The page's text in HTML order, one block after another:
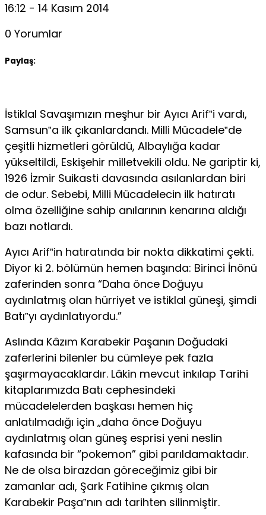
16:12 - 14 Kasım 2014
0 Yorumlar
Paylaş:
İstiklal Savaşımızın meşhur bir Ayıcı Arif‟i vardı,
Samsun‟a ilk çıkanlardandı. Milli Mücadele‟de
çeşitli hizmetleri görüldü, Albaylığa kadar
yükseltildi, Eskişehir milletvekili oldu. Ne gariptir ki,
1926 İzmir Suikasti davasında asılanlardan biri
de odur. Sebebi, Milli Mücadelecin ilk hatıratı
olma özelliğine sahip anılarının kenarına aldığı
bazı notlardı.
Ayıcı Arif‟in hatıratında bir nokta dikkatimi çekti.
Diyor ki 2. bölümün hemen başında: Birinci İnönü
zaferinden sonra “Daha önce Doğuyu
aydınlatmış olan hürriyet ve istiklal güneşi, şimdi
Batı‟yı aydınlatıyordu.”
Aslında Kâzım Karabekir Paşanın Doğudaki
zaferlerini bilenler bu cümleye pek fazla
şaşırmayacaklardır. Lâkin mevcut inkılap Tarihi
kitaplarımızda Batı cephesindeki
mücadelelerden başkası hemen hiç
anlatılmadığı için „daha önce Doğuyu
aydınlatmış olan güneş esprisi yeni neslin
kafasında bir “pokemon” gibi parıldamaktadır.
Ne de olsa birazdan göreceğimiz gibi bir
zamanlar adı, Şark Fatihine çıkmış olan
Karabekir Paşa‟nın adı tarihten silinmiştir.